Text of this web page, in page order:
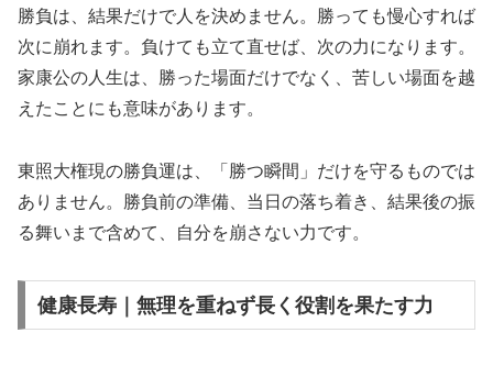
勝負は、結果だけで人を決めません。勝っても慢心すれば
次に崩れます。負けても立て直せば、次の力になります。
家康公の人生は、勝った場面だけでなく、苦しい場面を越
えたことにも意味があります。
東照大権現の勝負運は、「勝つ瞬間」だけを守るものでは
ありません。勝負前の準備、当日の落ち着き、結果後の振
る舞いまで含めて、自分を崩さない力です。
健康長寿｜無理を重ねず長く役割を果たす力